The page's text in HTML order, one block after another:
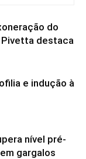
do
destaca
e indução à
nível pré-
gargalos